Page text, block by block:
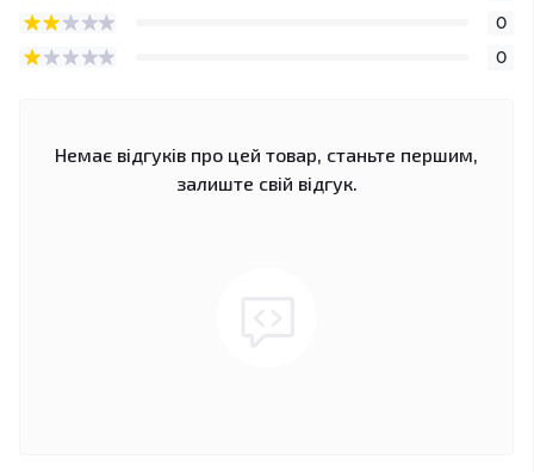
0
0
Немає відгуків про цей товар, станьте першим,
залиште свій відгук.